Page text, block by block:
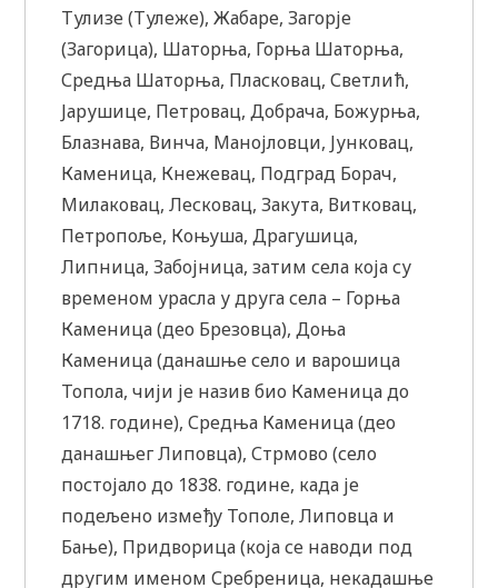
Тулизе (Тулеже), Жабаре, Загорје
(Загорица), Шаторња, Горња Шаторња,
Средња Шаторња, Пласковац, Светлић,
Јарушице, Петровац, Добрача, Божурња,
Блазнава, Винча, Манојловци, Јунковац,
Каменица, Кнежевац, Подград Борач,
Милаковац, Лесковац, Закута, Витковац,
Петропоље, Коњуша, Драгушица,
Липница, Забојница, затим села која су
временом урасла у друга села – Горња
Каменица (део Брезовца), Доња
Каменица (данашње село и варошица
Топола, чији је назив био Каменица до
1718. године), Средња Каменица (део
данашњег Липовца), Стрмово (село
постојало до 1838. године, када је
подељено између Тополе, Липовца и
Бање), Придворица (која се наводи под
другим именом Сребреница, некадашње